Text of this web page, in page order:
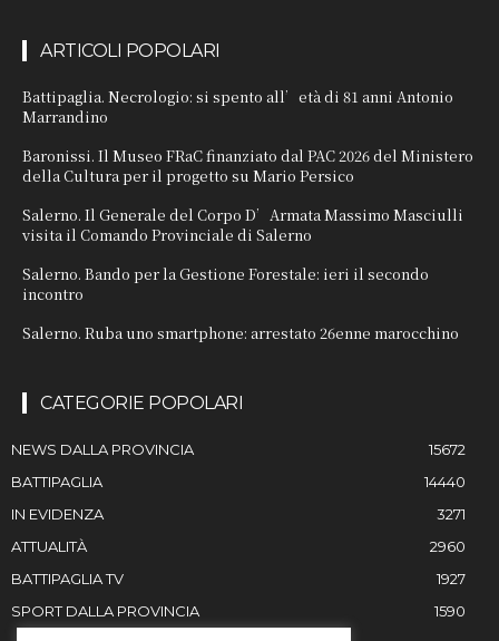
ARTICOLI POPOLARI
Battipaglia. Necrologio: si spento all’età di 81 anni Antonio
Marrandino
Baronissi. Il Museo FRaC finanziato dal PAC 2026 del Ministero
della Cultura per il progetto su Mario Persico
Salerno. Il Generale del Corpo D’Armata Massimo Masciulli
visita il Comando Provinciale di Salerno
Salerno. Bando per la Gestione Forestale: ieri il secondo
incontro
Salerno. Ruba uno smartphone: arrestato 26enne marocchino
CATEGORIE POPOLARI
NEWS DALLA PROVINCIA
15672
BATTIPAGLIA
14440
IN EVIDENZA
3271
ATTUALITÀ
2960
BATTIPAGLIA TV
1927
SPORT DALLA PROVINCIA
1590